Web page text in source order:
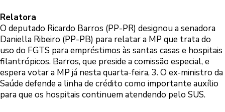
Relatora
O deputado Ricardo Barros (PP-PR) designou a senadora
Daniella Ribeiro (PP-PB) para relatar a MP que trata do
uso do FGTS para empréstimos às santas casas e hospitais
filantrópicos. Barros, que preside a comissão especial, e
espera votar a MP já nesta quarta-feira, 3. O ex-ministro da
Saúde defende a linha de crédito como importante auxílio
para que os hospitais continuem atendendo pelo SUS.